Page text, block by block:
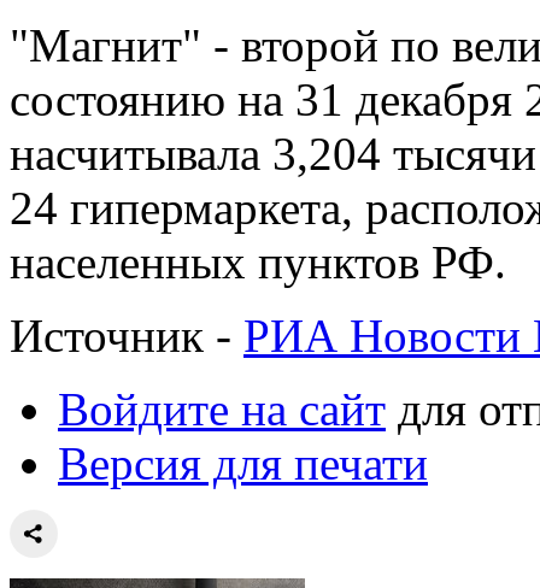
"Магнит" - второй по
состоянию на 31 декабря
насчитывала 3,204
24 гипермаркета,
населенных пунктов РФ.
Источник - РИА Новости
Войдите на сайт для
Версия для печати